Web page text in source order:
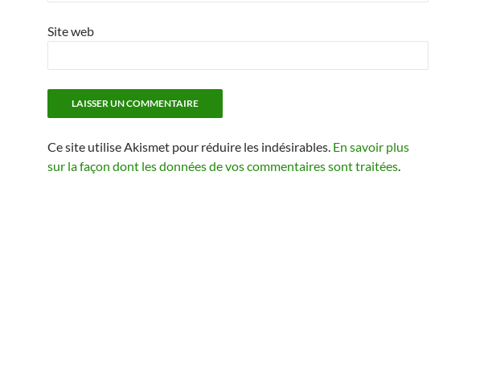
Site web
Ce site utilise Akismet pour réduire les indésirables. En savoir plus
sur la façon dont les données de vos commentaires sont traitées.